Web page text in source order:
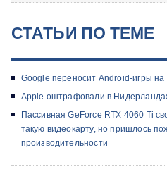
СТАТЬИ ПО ТЕМЕ
Google переносит Android-игры
Apple оштрафовали в
Пассивная GeForce RTX 4060 Ti
такую видеокарту, но пришлось
производительности